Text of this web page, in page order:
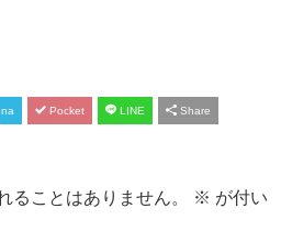
Pocket LINE Share
ることはありません。 ※ が付い